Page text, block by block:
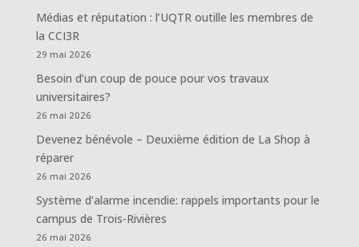
Médias et réputation : l’UQTR outille les membres de
la CCI3R
29 mai 2026
Besoin d’un coup de pouce pour vos travaux
universitaires?
26 mai 2026
Devenez bénévole – Deuxième édition de La Shop à
réparer
26 mai 2026
Système d’alarme incendie: rappels importants pour le
campus de Trois-Rivières
26 mai 2026